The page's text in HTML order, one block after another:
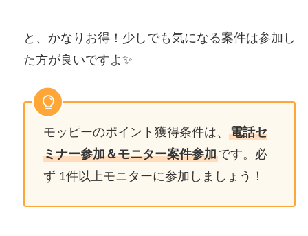
と、かなりお得！少しでも気になる案件は参加し
た方が良いですよ✨
モッピーのポイント獲得条件は、 電話セ
ミナー参加＆モニター案件参加です。必
ず 1件以上モニターに参加しましょう！